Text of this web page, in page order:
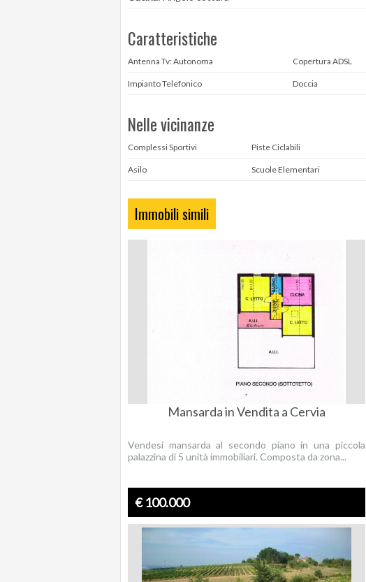
Caratteristiche
Antenna Tv: Autonoma Copertura ADSL
Impianto Telefonico Doccia
Nelle vicinanze
Complessi Sportivi Piste Ciclabili
Asilo Scuole Elementari
Immobili simili
Mansarda in Vendita a Cervia
Vendesi mansarda al secondo piano in una piccola
palazzina di 5 unità immobiliari. Composta da zona...
€ 100.000